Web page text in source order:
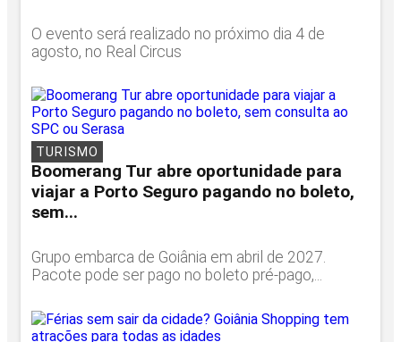
O evento será realizado no próximo dia 4 de
agosto, no Real Circus
TURISMO
Boomerang Tur abre oportunidade para
viajar a Porto Seguro pagando no boleto,
sem...
Grupo embarca de Goiânia em abril de 2027.
Pacote pode ser pago no boleto pré-pago,...